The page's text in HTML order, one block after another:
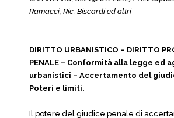
Ramacci, Ric. Biscardi ed altri
DIRITTO URBANISTICO – DIRITTO
PENALE – Conformità alla legge ed
urbanistici – Accertamento del
Poteri e limiti.
Il potere del giudice penale di